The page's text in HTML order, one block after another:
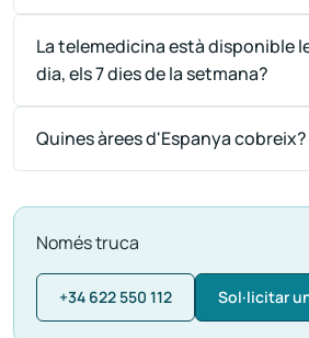
La telemedicina està disponible
dia, els 7 dies de la setmana?
Quines àrees d'Espanya cobreix?
Només truca
+34 622 550 112 Sol·licitar